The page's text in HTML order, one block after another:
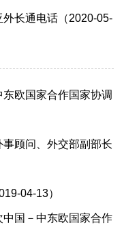
长通电话（2020-05-
欧国家合作国家协调
顾问、外交部副部长
04-13）
国－中东欧国家合作